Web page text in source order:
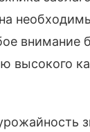
внимание
высокого